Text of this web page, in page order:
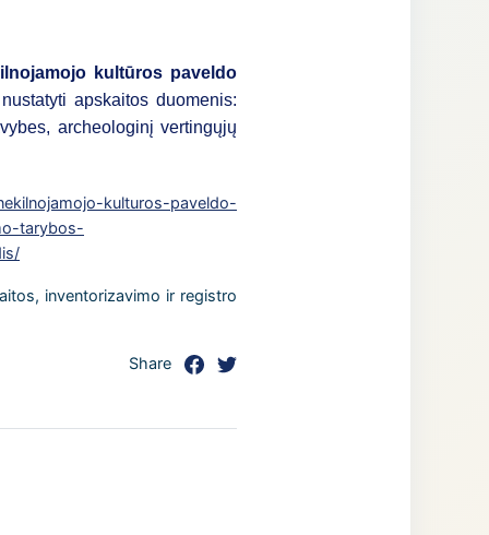
kultūros paveldo
apskaitos duomenis:
archeologinį vertingųjų
kulturos-paveldo-
tarybos-
inventorizavimo ir registro
Share